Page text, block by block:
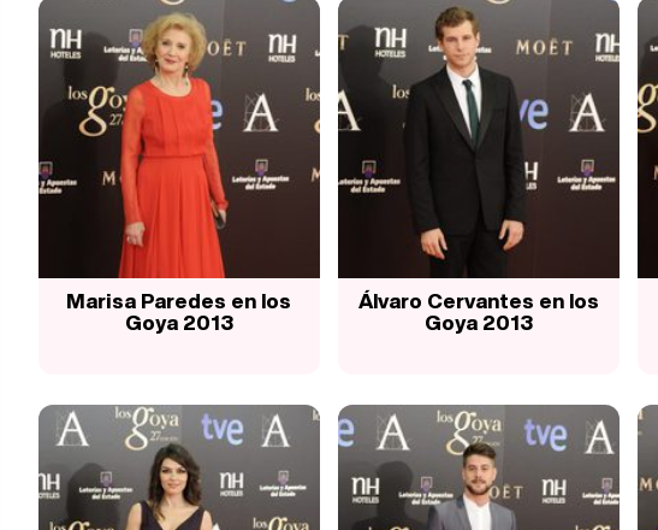
Marisa Paredes en los
Goya 2013
Álvaro Cervantes en los
Goya 2013